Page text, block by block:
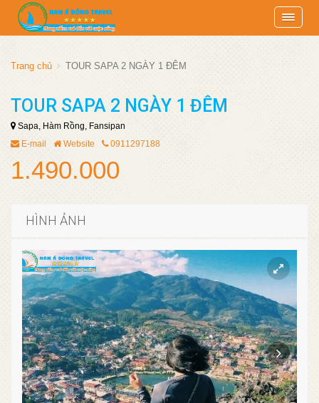
Trang chủ TOUR SAPA 2 NGÀY 1 ĐÊM
TOUR SAPA 2 NGÀY 1 ĐÊM
Sapa, Hàm Rồng, Fansipan
E-mail
Website 0911297188
1.490.000
HÌNH ẢNH